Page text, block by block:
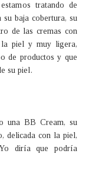
tratando de
baja cobertura, su
de las cremas con
piel y muy ligera,
de productos y que
su piel.
una BB Cream, su
delicada con la piel,
diría que podría